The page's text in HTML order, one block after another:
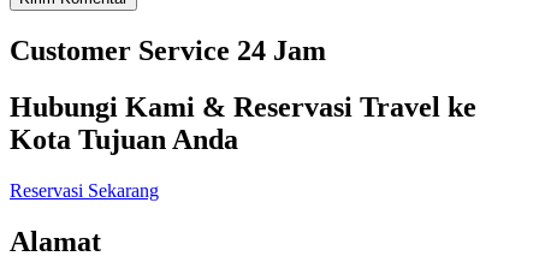
Customer Service 24 Jam
Hubungi Kami & Reservasi Travel ke
Kota Tujuan Anda
Reservasi Sekarang
Alamat